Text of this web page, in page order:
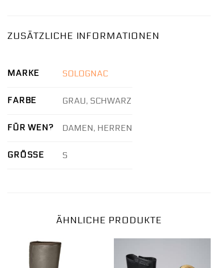
ZUSÄTZLICHE INFORMATIONEN
MARKE SOLOGNAC
FARBE GRAU, SCHWARZ
FÜR WEN? DAMEN, HERREN
GRÖSSE S
ÄHNLICHE PRODUKTE